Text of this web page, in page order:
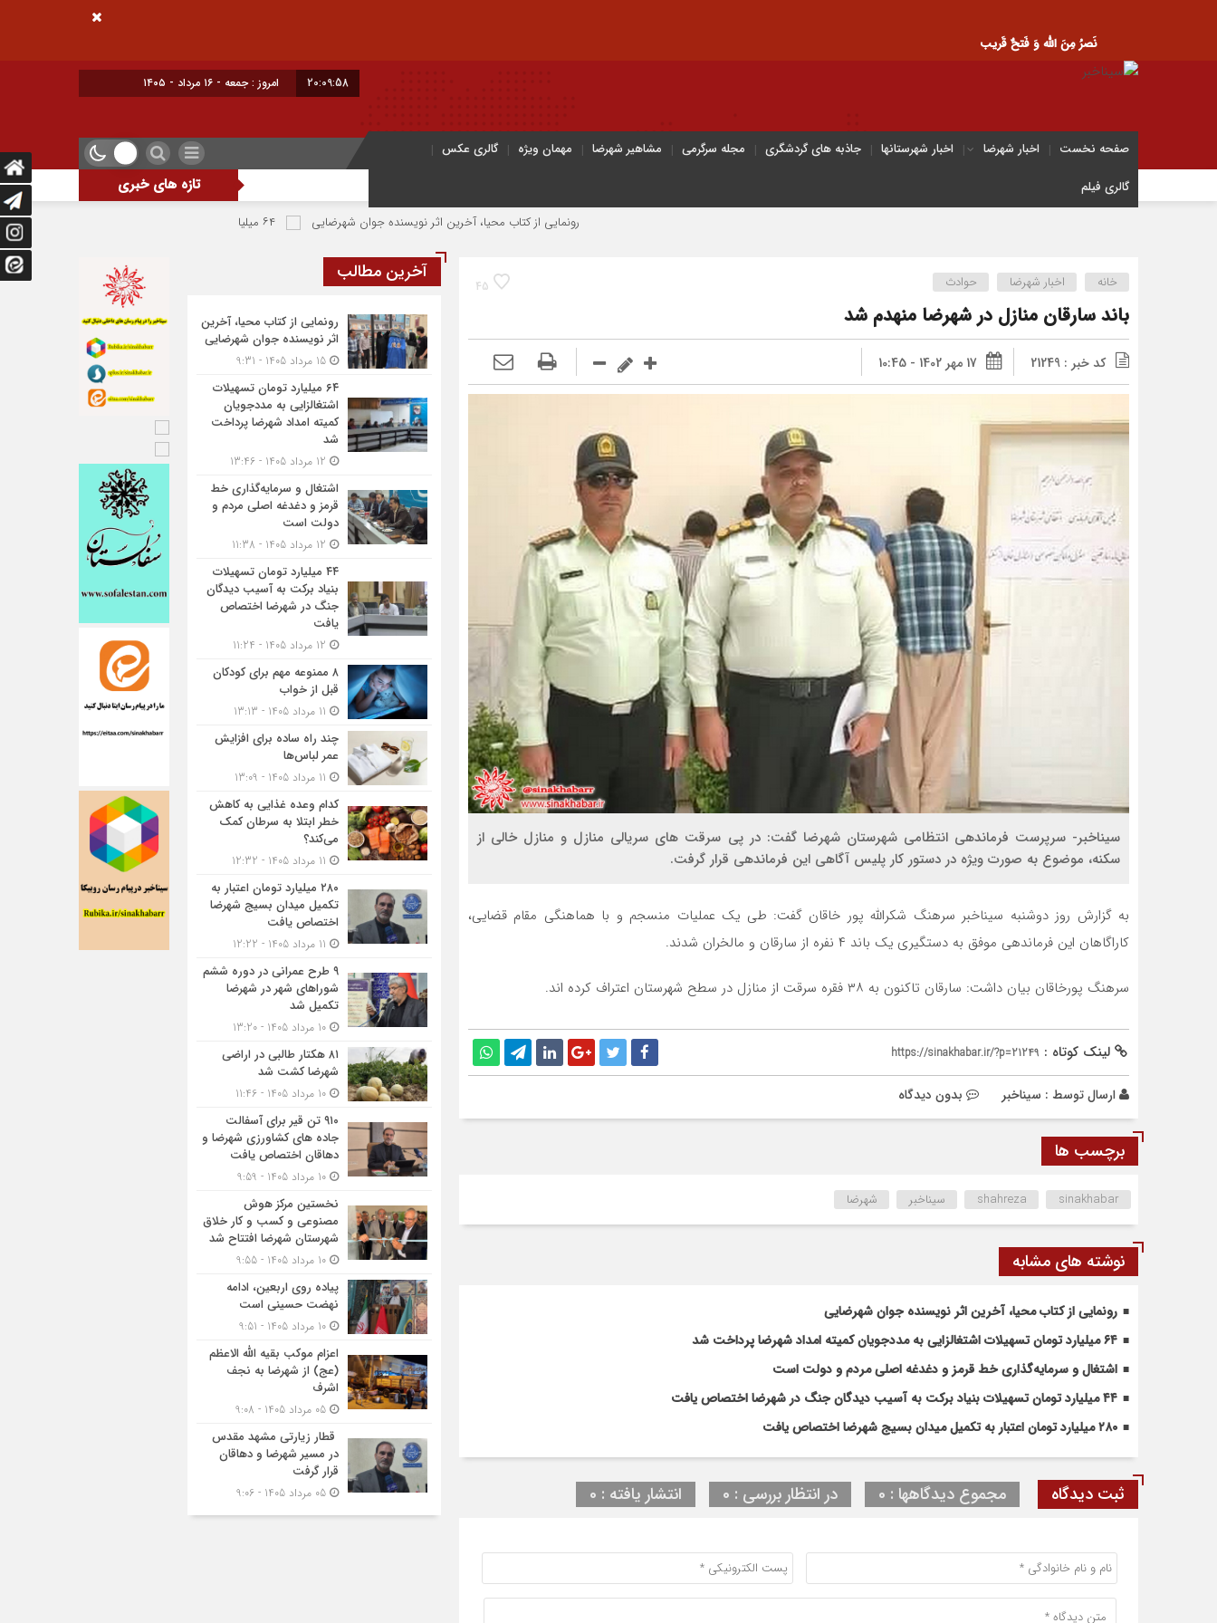
نَصرُ مِنَ الله وَ فَتحٌ قَریب
20:09:59 امروز : جمعه - ۱۶ مرداد - ۱۴۰۵
صفحه نخست اخبار شهرضا اخبار شهرستانها جاذبه های گردشگری مجله سرگرمی مشاهیر شهرضا مهمان ویژه
گالری عکس
گالری فیلم
تازه های خبری
رونمایی از کتاب محیا، آخرین اثر نویسنده جوان شهرضایی ۶۴ میلیارد تومان تسهیلات اشتغالزایی به مددجویان کمیته امداد شهرضا پرداخت شد
45 خانه اخبار شهرضا حوادث
باند سارقان منازل در شهرضا منهدم شد
کد خبر : 21249 17 مهر 1402 - 10:45
سیناخبر- سرپرست فرماندهی انتظامی شهرستان شهرضا گفت: در پی سرقت های سریالی منازل و منازل خالی از
سکنه، موضوع به صورت ویژه در دستور کار پلیس آگاهی این فرماندهی قرار گرفت.
به گزارش روز دوشنبه سیناخبر سرهنگ شکرالله پور خاقان گفت: طی یک عملیات منسجم و با هماهنگی مقام قضایی،
کاراگاهان این فرماندهی موفق به دستگیری یک باند ۴ نفره از سارقان و مالخران شدند.
سرهنگ پورخاقان بیان داشت: سارقان تاکنون به ۳۸ فقره سرقت از منازل در سطح شهرستان اعتراف کرده اند.
لینک کوتاه : https://sinakhabar.ir/?p=21249
ارسال توسط : سیناخبر بدون دیدگاه
برچسب ها
shahreza sinakhabar سیناخبر شهرضا
نوشته های مشابه
رونمایی از کتاب محیا، آخرین اثر نویسنده جوان شهرضایی
۶۴ میلیارد تومان تسهیلات اشتغالزایی به مددجویان کمیته امداد شهرضا پرداخت شد
اشتغال و سرمایه‌گذاری خط قرمز و دغدغه اصلی مردم و دولت است
۴۴ میلیارد تومان تسهیلات بنیاد برکت به آسیب دیدگان جنگ در شهرضا اختصاص یافت
۲۸۰ میلیارد تومان اعتبار به تکمیل میدان بسیج شهرضا اختصاص یافت
ثبت دیدگاه مجموع دیدگاهها : 0 در انتظار بررسی : 0 انتشار یافته : 0
آخرین مطالب
رونمایی از کتاب محیا، آخرین
اثر نویسنده جوان شهرضایی
۶۴ میلیارد تومان تسهیلات
اشتغالزایی به مددجویان
کمیته امداد شهرضا پرداخت
شد
اشتغال و سرمایه‌گذاری خط
قرمز و دغدغه اصلی مردم و
دولت است
۴۴ میلیارد تومان تسهیلات
بنیاد برکت به آسیب دیدگان
جنگ در شهرضا اختصاص
یافت
۸ ممنوعه مهم برای کودکان
قبل از خواب
چند راه ساده برای افزایش
عمر لباس‌ها
کدام وعده غذایی به کاهش
خطر ابتلا به سرطان کمک
می‌کند؟
۲۸۰ میلیارد تومان اعتبار به
تکمیل میدان بسیج شهرضا
اختصاص یافت
۹ طرح عمرانی در دوره ششم
شوراهای شهر در شهرضا
تکمیل شد
۸۱ هکتار طالبی در اراضی
شهرضا کشت شد
۹۱۰ تن قیر برای آسفالت
جاده های کشاورزی شهرضا و
دهاقان اختصاص یافت
نخستین مرکز هوش
مصنوعی و کسب‌ و کار خلاق
شهرستان شهرضا افتتاح شد
پیاده روی اربعین، ادامه
نهضت حسینی است
اعزام موکب بقیه الله الاعظم
(عج) از شهرضا به نجف
اشرف
قطار زیارتی مشهد مقدس
در مسیر شهرضا و دهاقان
قرار گرفت